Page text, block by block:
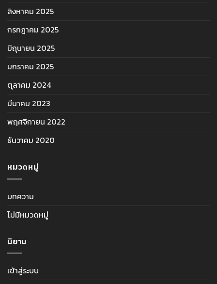
สิงหาคม 2025
กรกฎาคม 2025
มิถุนายน 2025
มกราคม 2025
ตุลาคม 2024
มีนาคม 2023
พฤศจิกายน 2022
ธันวาคม 2020
หมวดหมู่
บทความ
ไม่มีหมวดหมู่
นิยาม
เข้าสู่ระบบ